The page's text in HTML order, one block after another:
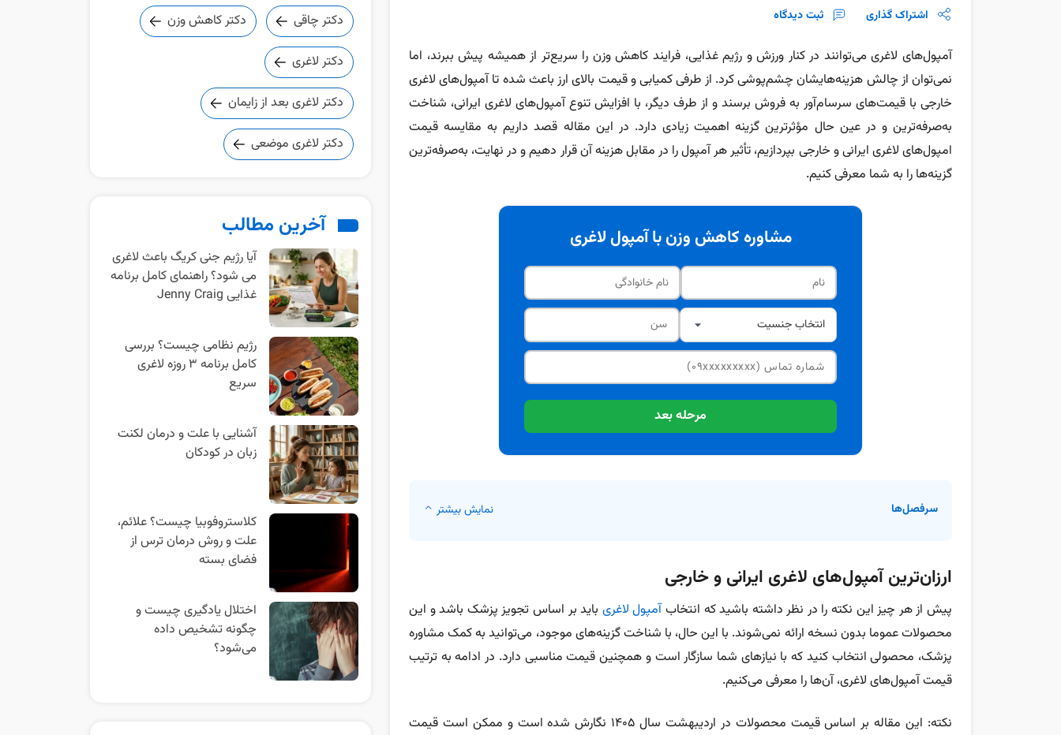
اشتراک گذاری ثبت دیدگاه
آمپول‌های لاغری می‌توانند در کنار ورزش و رژیم غذایی، فرایند کاهش وزن را سریع‌تر از همیشه پیش ببرند، اما
نمی‌توان از چالش هزینه‌هایشان چشم‌پوشی کرد. از طرفی کمیابی و قیمت بالای ارز باعث شده تا آمپول‌های لاغری
خارجی با قیمت‌های سرسام‌آور به فروش برسند و از طرف دیگر، با افزایش تنوع آمپول‌های لاغری ایرانی، شناخت
به‌صرفه‌ترین و در عین حال مؤثرترین گزینه اهمیت زیادی دارد. در این مقاله قصد داریم به مقایسه قیمت
امپول‌های لاغری ایرانی و خارجی بپردازیم، تأثیر هر آمپول را در مقابل هزینه آن قرار دهیم و در نهایت، به‌صرفه‌ترین
گزینه‌ها را به شما معرفی کنیم.
مشاوره کاهش وزن با آمپول لاغری
مرحله بعد
سرفصل‌ها نمایش بیشتر
ارزان‌ترین آمپول‌های لاغری ایرانی و خارجی
پیش از هر چیز این نکته را در نظر داشته باشید که انتخابآمپول لاغری باید بر اساس تجویز پزشک باشد و این
محصولات عموما بدون نسخه ارائه نمی‌شوند. با این حال، با شناخت گزینه‌های موجود، می‌توانید به کمک مشاوره
پزشک، محصولی انتخاب کنید که با نیازهای شما سازگار است و همچنین قیمت مناسبی دارد. در ادامه به ترتیب
قیمت آمپول‌های لاغری، آن‌ها را معرفی می‌کنیم.
نکته: این مقاله بر اساس قیمت محصولات در اردیبهشت سال ۱۴۰۵ نگارش شده است و ممکن است قیمت
دکتر چاقی دکتر کاهش وزن
دکتر لاغری
دکتر لاغری بعد از زایمان
دکتر لاغری موضعی
آخرین مطالب
آیا رژیم جنی کریگ باعث لاغری
می شود؟ راهنمای کامل برنامه
غذایی Jenny Craig
رژیم نظامی چیست؟ بررسی
کامل برنامه ۳ روزه لاغری
سریع
آشنایی با علت و درمان لکنت
زبان در کودکان
کلاستروفوبیا چیست؟ علائم،
علت و روش درمان ترس از
فضای بسته
اختلال یادگیری چیست و
چگونه تشخیص داده
می‌شود؟